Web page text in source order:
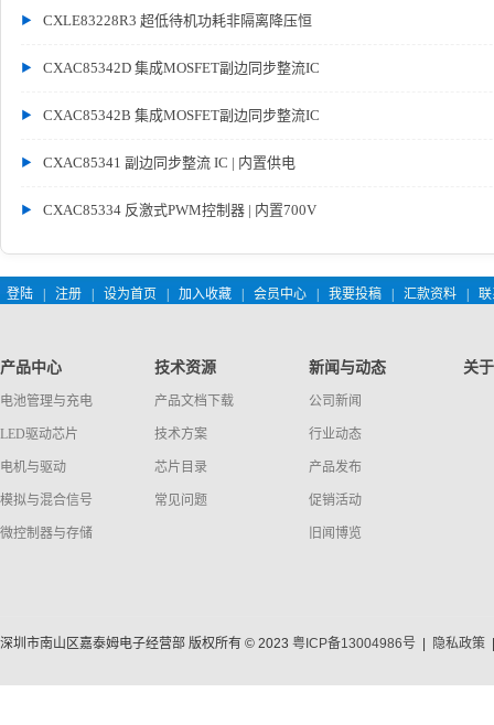
CXLE83228R3 超低待机功耗非隔离降压恒
CXAC85342D 集成MOSFET副边同步整流IC
CXAC85342B 集成MOSFET副边同步整流IC
CXAC85341 副边同步整流 IC | 内置供电
CXAC85334 反激式PWM控制器 | 内置700V
登陆 注册 设为首页 加入收藏 会员中心 我要投稿 汇款资料
产品中心
电池管理与充电
LED驱动芯片
电机与驱动
模拟与混合信号
微控制器与存储
技术资源
产品文档下载
技术方案
芯片目录
常见问题
新闻与动态
公司新闻
行业动态
产品发布
促销活动
旧闻博览
关
深圳市南山区嘉泰姆电子经营部 版权所有 © 2023 粤ICP备13004986号 隐私政策